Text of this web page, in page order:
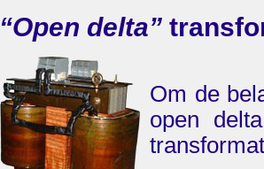
“Open delta”
Om de
open